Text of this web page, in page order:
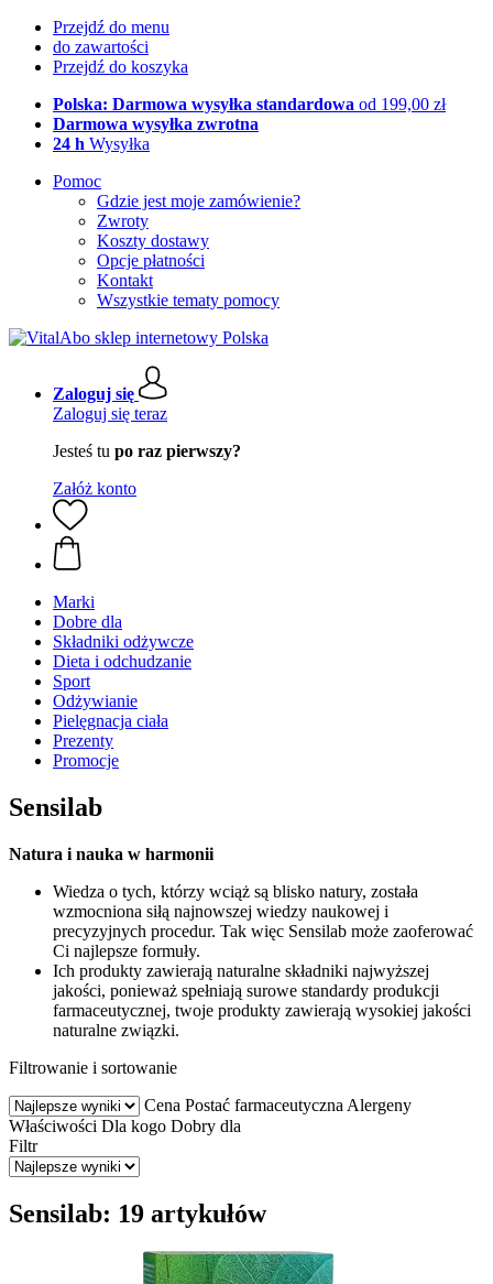
Przejdź do menu
do zawartości
Przejdź do koszyka
Polska: Darmowa wysyłka standardowa od 199,00 zł
Darmowa wysyłka zwrotna
24 h Wysyłka
Pomoc
Gdzie jest moje zamówienie?
Zwroty
Koszty dostawy
Opcje płatności
Kontakt
Wszystkie tematy pomocy
Zaloguj się
Zaloguj się teraz
Jesteś tu po raz pierwszy?
Załóż konto
Marki
Dobre dla
Składniki odżywcze
Dieta i odchudzanie
Sport
Odżywianie
Pielęgnacja ciała
Prezenty
Promocje
Sensilab
Natura i nauka w harmonii
Wiedza o tych, którzy wciąż są blisko natury, została
wzmocniona siłą najnowszej wiedzy naukowej i
precyzyjnych procedur. Tak więc Sensilab może zaoferować
Ci najlepsze formuły.
Ich produkty zawierają naturalne składniki najwyższej
jakości, ponieważ spełniają surowe standardy produkcji
farmaceutycznej, twoje produkty zawierają wysokiej jakości
naturalne związki.
Filtrowanie i sortowanie
Cena Postać farmaceutyczna Alergeny
Właściwości Dla kogo Dobry dla
Filtr
Sensilab: 19 artykułów